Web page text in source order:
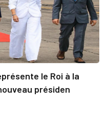
le Roi à la
présiden